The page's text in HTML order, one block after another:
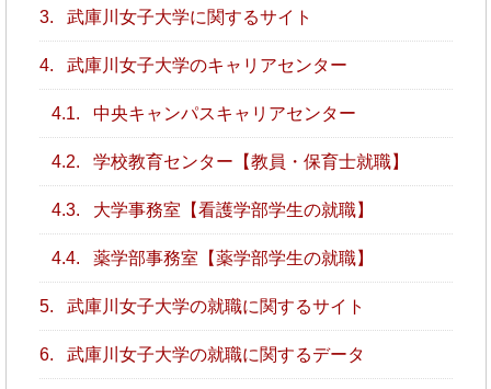
3. 武庫川女子大学に関するサイト
4. 武庫川女子大学のキャリアセンター
4.1. 中央キャンパスキャリアセンター
4.2. 学校教育センター【教員・保育士就職】
4.3. 大学事務室【看護学部学生の就職】
4.4. 薬学部事務室【薬学部学生の就職】
5. 武庫川女子大学の就職に関するサイト
6. 武庫川女子大学の就職に関するデータ